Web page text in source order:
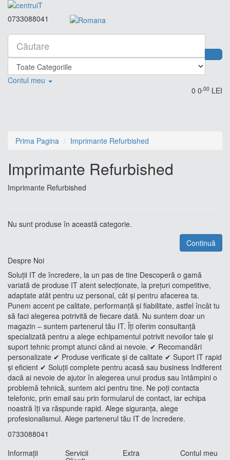
0733088041
Contul meu
0 0,00 LEI
Prima Pagina Imprimante Refurbished
Imprimante Refurbished
Imprimante Refurbished
Nu sunt produse în această categorie.
Continuă
Despre Noi
Soluții IT de încredere, la un pas de tine Descoperă o gamă
variată de produse IT atent selecționate, la prețuri competitive,
adaptate atât pentru uz personal, cât și pentru afacerea ta.
Punem accent pe calitate, performanță și fiabilitate, astfel încât tu
să faci alegerea potrivită de fiecare dată. Nu suntem doar un
magazin – suntem partenerul tău IT. Îți oferim consultanță
specializată pentru a alege echipamentul potrivit nevoilor tale și
suport tehnic prompt atunci când ai nevoie. ✔ Recomandări
personalizate ✔ Produse verificate și de calitate ✔ Suport IT rapid
și eficient ✔ Soluții complete pentru acasă sau business Indiferent
dacă ai nevoie de ajutor în alegerea unui produs sau întâmpini o
problemă tehnică, suntem aici pentru tine. Ne poți contacta
telefonic, prin email sau prin formularul de contact, iar echipa
noastră îți va răspunde rapid. Alege siguranța, alege
profesionalismul. Alege partenerul tău IT de încredere.
0733088041
Informaţii
Servicii Extra Contul meu